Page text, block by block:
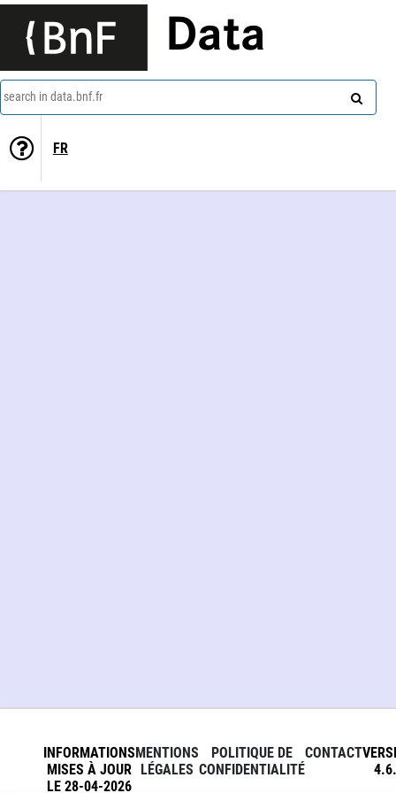
Data
search in data.bnf.fr
FR
INFORMATIONS
MISES À JOUR
LE 28-04-2026
MENTIONS
LÉGALES
POLITIQUE DE
CONFIDENTIALITÉ
CONTACT